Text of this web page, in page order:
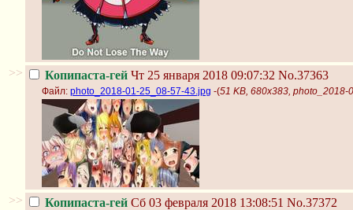
>> Копипаста-гей Чт 25 января 2018 09:07:32 No.37363
Файл: photo_2018-01-25_08-57-43.jpg -(51 KB, 680x383, photo_2018-
>> Копипаста-гей Сб 03 февраля 2018 13:08:51 No.37372